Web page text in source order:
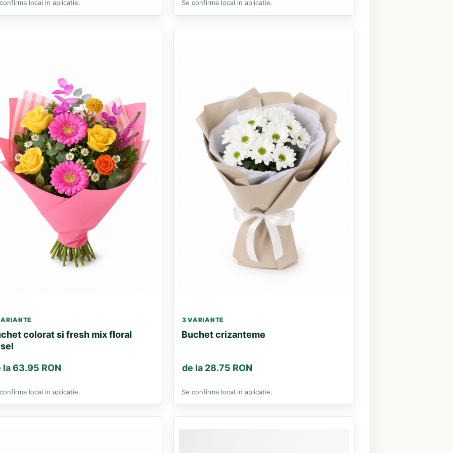
local in aplicatie. Se confirma local in aplicatie.
colorat si fresh mix floral
la 63.95 RON
local in aplicatie.
3 VARIANTE
Buchet crizanteme
de la 28.75 RON
Se confirma local in aplicatie.